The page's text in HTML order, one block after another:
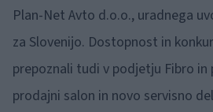
Plan-Net Avto d.o.o., uradnega
za Slovenijo. Dostopnost in
prepoznali tudi v podjetju Fibro
prodajni salon in novo servisno